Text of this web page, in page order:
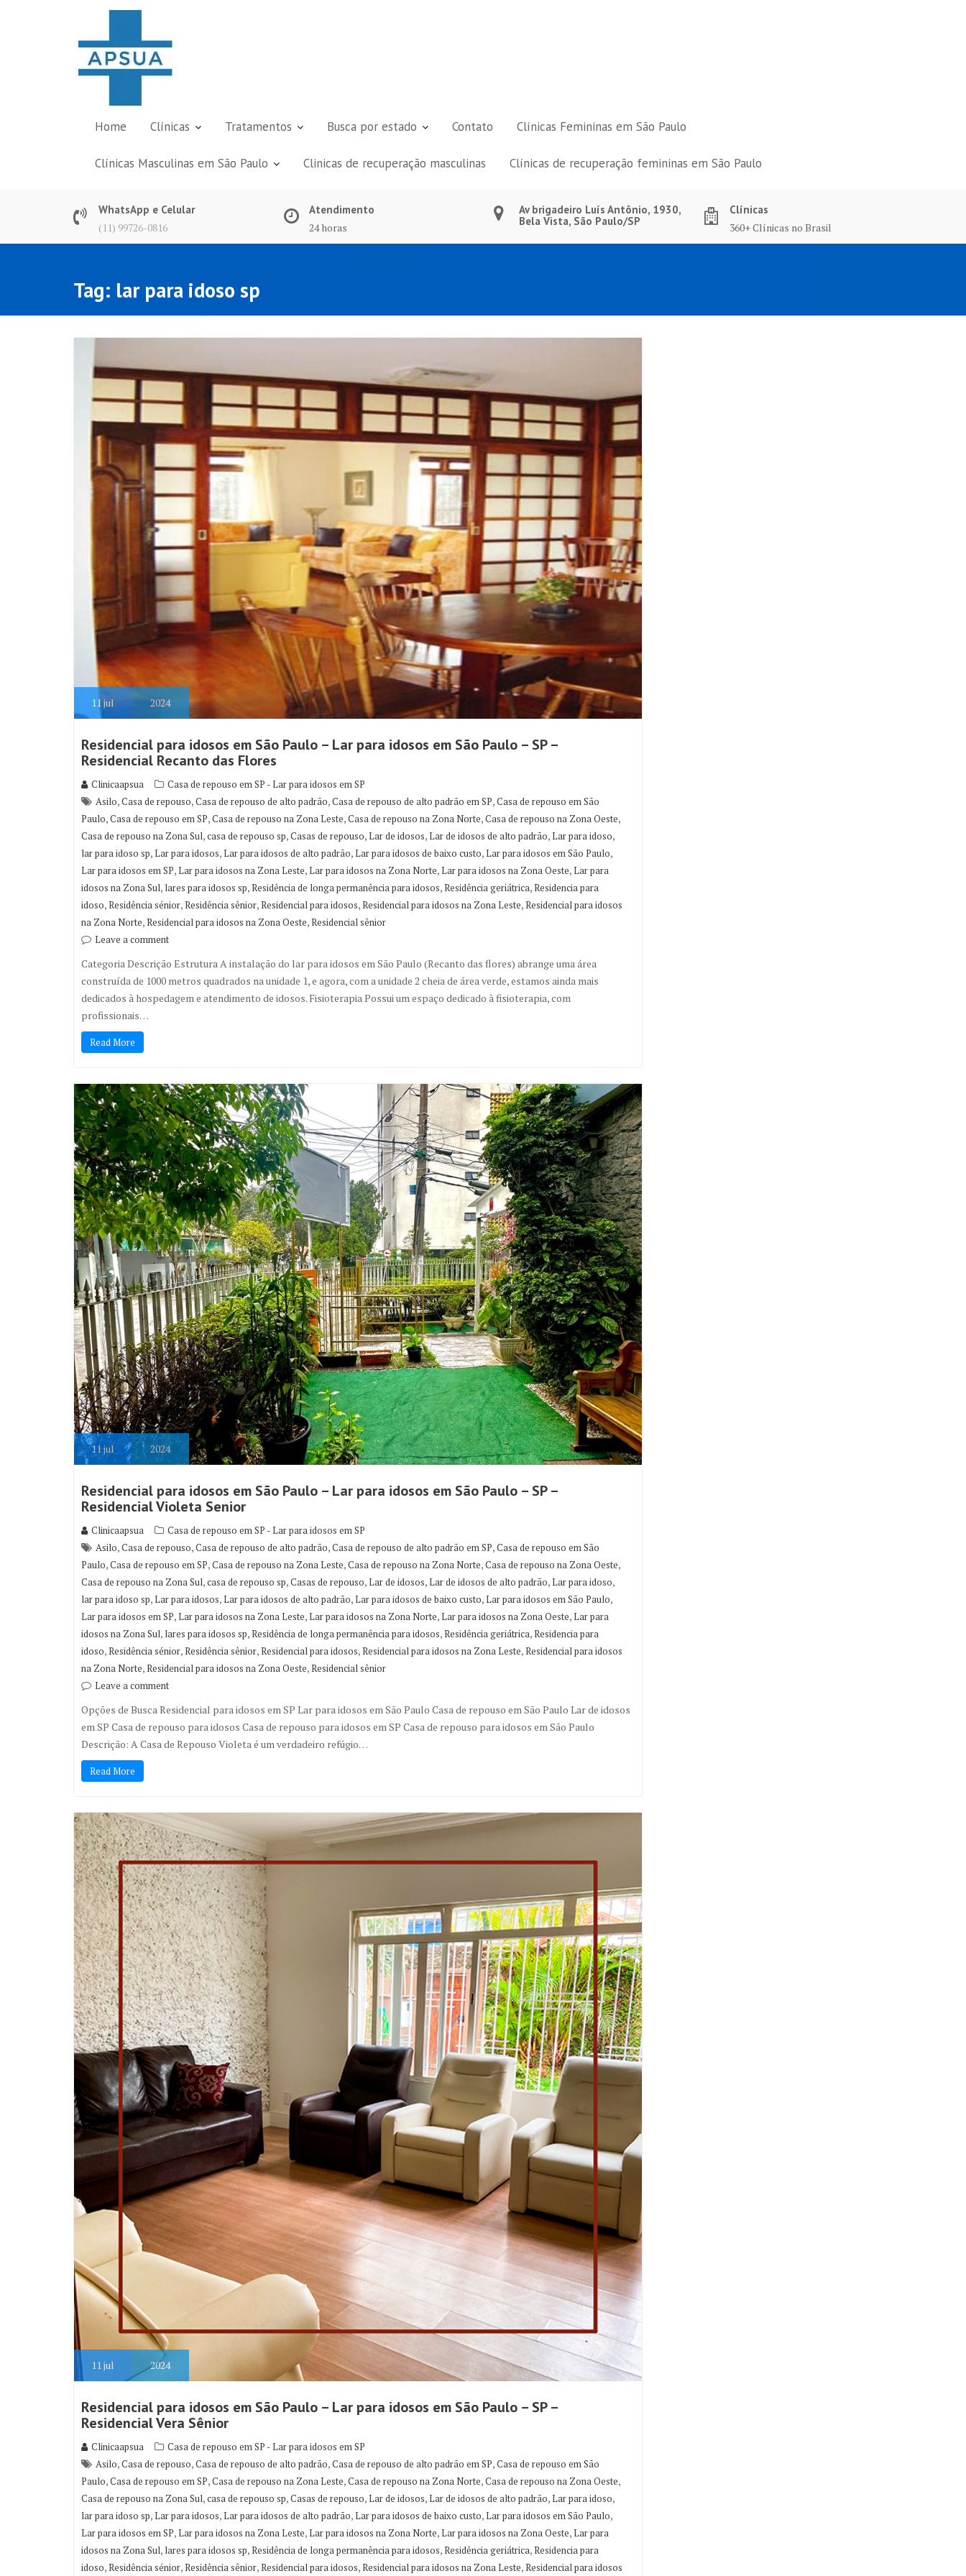
Home Clínicas Tratamentos Busca por estado Contato Clínicas Femininas em São Paulo
Clínicas Masculinas em São Paulo Clinicas de recuperação masculinas Clínicas de recuperação femininas em São Paulo
WhatsApp e Celular
(11) 99726-0816
Atendimento
24 horas
Av brigadeiro Luís Antônio, 1930,
Bela Vista, São Paulo/SP
Clínicas
360+ Clínicas no Brasil
Tag: lar para idoso sp
11jul 2024
Residencial para idosos em São Paulo – Lar para idosos em São Paulo – SP –
Residencial Recanto das Flores
Clinicaapsua
Casa de repouso em SP - Lar para idosos em SP
Asilo,Casa de repouso,Casa de repouso de alto padrão,Casa de repouso de alto padrão em SP,Casa de repouso em São
Paulo,Casa de repouso em SP,Casa de repouso na Zona Leste,Casa de repouso na Zona Norte,Casa de repouso na Zona Oeste,
Casa de repouso na Zona Sul,casa de repouso sp,Casas de repouso,Lar de idosos,Lar de idosos de alto padrão,Lar para idoso,
lar para idoso sp,Lar para idosos,Lar para idosos de alto padrão,Lar para idosos de baixo custo,Lar para idosos em São Paulo,
Lar para idosos em SP,Lar para idosos na Zona Leste,Lar para idosos na Zona Norte,Lar para idosos na Zona Oeste,Lar para
idosos na Zona Sul, lares para idosos sp,Residência de longa permanência para idosos,Residência geriátrica,Residencia para
idoso,Residência sénior,Residência sênior,Residencial para idosos,Residencial para idosos na Zona Leste,Residencial para idosos
na Zona Norte,Residencial para idosos na Zona Oeste,Residencial sênior
Leave a comment
Categoria Descrição Estrutura A instalação do lar para idosos em São Paulo (Recanto das flores) abrange uma área
construída de 1000 metros quadrados na unidade 1, e agora, com a unidade 2 cheia de área verde, estamos ainda mais
dedicados à hospedagem e atendimento de idosos. Fisioterapia Possui um espaço dedicado à fisioterapia, com
profissionais…
Read More
11jul 2024
Residencial para idosos em São Paulo – Lar para idosos em São Paulo – SP –
Residencial Violeta Senior
Clinicaapsua
Casa de repouso em SP - Lar para idosos em SP
Asilo,Casa de repouso,Casa de repouso de alto padrão,Casa de repouso de alto padrão em SP,Casa de repouso em São
Paulo,Casa de repouso em SP,Casa de repouso na Zona Leste,Casa de repouso na Zona Norte,Casa de repouso na Zona Oeste,
Casa de repouso na Zona Sul,casa de repouso sp,Casas de repouso,Lar de idosos,Lar de idosos de alto padrão,Lar para idoso,
lar para idoso sp,Lar para idosos,Lar para idosos de alto padrão,Lar para idosos de baixo custo,Lar para idosos em São Paulo,
Lar para idosos em SP,Lar para idosos na Zona Leste,Lar para idosos na Zona Norte,Lar para idosos na Zona Oeste,Lar para
idosos na Zona Sul, lares para idosos sp,Residência de longa permanência para idosos,Residência geriátrica,Residencia para
idoso,Residência sénior,Residência sênior,Residencial para idosos,Residencial para idosos na Zona Leste,Residencial para idosos
na Zona Norte,Residencial para idosos na Zona Oeste,Residencial sênior
Leave a comment
Opções de Busca Residencial para idosos em SP Lar para idosos em São Paulo Casa de repouso em São Paulo Lar de idosos
em SP Casa de repouso para idosos Casa de repouso para idosos em SP Casa de repouso para idosos em São Paulo
Descrição: A Casa de Repouso Violeta é um verdadeiro refúgio…
Read More
11 jul 2024
Residencial para idosos em São Paulo – Lar para idosos em São Paulo – SP –
Residencial Vera Sênior
Clinicaapsua
Casa de repouso em SP - Lar para idosos em SP
Asilo,Casa de repouso,Casa de repouso de alto padrão,Casa de repouso de alto padrão em SP,Casa de repouso em São
Paulo,Casa de repouso em SP,Casa de repouso na Zona Leste,Casa de repouso na Zona Norte,Casa de repouso na Zona Oeste,
Casa de repouso na Zona Sul,casa de repouso sp,Casas de repouso,Lar de idosos,Lar de idosos de alto padrão,Lar para idoso,
lar para idoso sp,Lar para idosos,Lar para idosos de alto padrão,Lar para idosos de baixo custo,Lar para idosos em São Paulo,
Lar para idosos em SP,Lar para idosos na Zona Leste,Lar para idosos na Zona Norte,Lar para idosos na Zona Oeste,Lar para
idosos na Zona Sul, lares para idosos sp,Residência de longa permanência para idosos,Residência geriátrica,Residencia para
idoso,Residência sénior,Residência sênior,Residencial para idosos,Residencial para idosos na Zona Leste,Residencial para idosos